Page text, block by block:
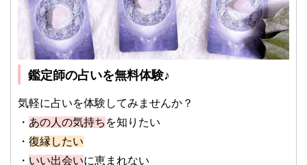
鑑定師の占いを無料体験♪
気軽に占いを体験してみませんか？
・ あの人の気持ち を知りたい
・ 復縁したい
・ いい出会いに恵まれない